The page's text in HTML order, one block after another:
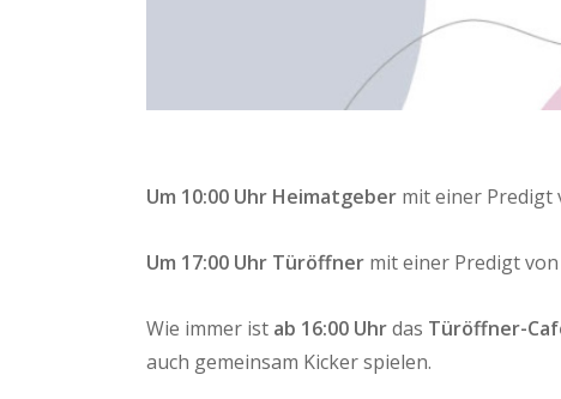
Um 10:00 Uhr Heimatgeber mit einer Predigt
Um 17:00 Uhr Türöffner mit einer Predigt
Wie immer ist ab 16:00 Uhrdas Türöffner-
auch gemeinsam Kicker spielen.